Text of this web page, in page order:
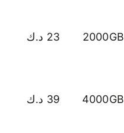
2000GB 23 د.ك
4000GB 39 د.ك